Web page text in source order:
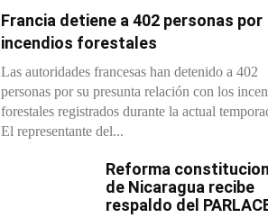
Francia detiene a 402 personas por
incendios forestales
Las autoridades francesas han detenido a 402
personas por su presunta relación con los
forestales registrados durante la actual
El representante del...
Reforma
de Nicaragua recibe
respaldo del